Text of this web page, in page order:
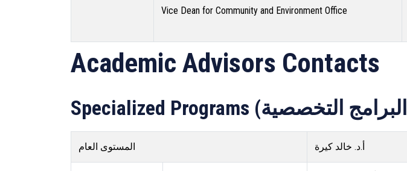
Vice Dean for Community and Environment Office
Academic Advisors Contacts
المستوى العام أ.د. خالد كيرة